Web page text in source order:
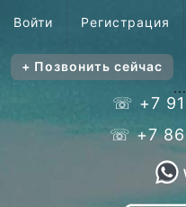
Войти Регистрация
+ Позвонить сейчас
...
☏ +7
☏ +7